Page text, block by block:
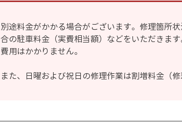
別途料金がかかる場合がございます。修理箇所
合の駐車料金（実費相当額）などをいただきま
費用はかかりません。
また、日曜および祝日の修理作業は割増料金（